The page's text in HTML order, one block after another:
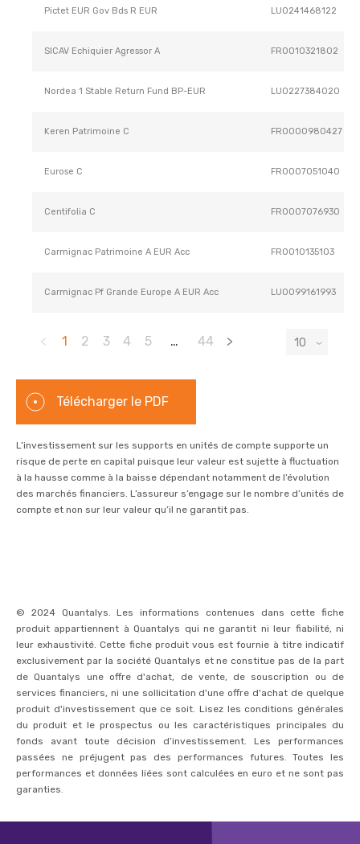
Pictet EUR Gov Bds R EUR LU0241468122
SICAV Echiquier Agressor A FR0010321802
Nordea 1 Stable Return Fund BP-EUR LU0227384020
Keren Patrimoine C FR0000980427
Eurose C FR0007051040
Centifolia C FR0007076930
Carmignac Patrimoine A EUR Acc FR0010135103
Carmignac Pf Grande Europe A EUR Acc LU0099161993
< 1 2 3 4 5 … 44 >
Télécharger le PDF
L’investissement sur les supports en unités de compte supporte un
risque de perte en capital puisque leur valeur est sujette à fluctuation
à la hausse comme à la baisse dépendant notamment de l’évolution
des marchés financiers. L’assureur s’engage sur le nombre d’unités de
compte et non sur leur valeur qu’il ne garantit pas.
© 2024 Quantalys. Les informations contenues dans cette fiche
produit appartiennent à Quantalys qui ne garantit ni leur fiabilité, ni
leur exhaustivité. Cette fiche produit vous est fournie à titre indicatif
exclusivement par la société Quantalys et ne constitue pas de la part
de Quantalys une offre d'achat, de vente, de souscription ou de
services financiers, ni une sollicitation d'une offre d'achat de quelque
produit d'investissement que ce soit. Lisez les conditions générales
du produit et le prospectus ou les caractéristiques principales du
fonds avant toute décision d’investissement. Les performances
passées ne préjugent pas des performances futures. Toutes les
performances et données liées sont calculées en euro et ne sont pas
garanties.